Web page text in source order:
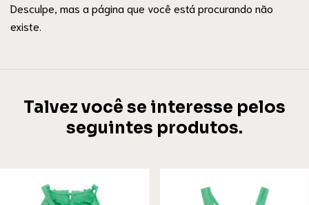
Desculpe, mas a página que você está procurando não
existe.
Talvez você se interesse pelos
seguintes produtos.